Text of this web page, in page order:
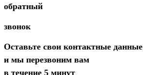
обратный
звонок
Оставьте свои контактные данные
и мы перезвоним вам
в течение 5 минут